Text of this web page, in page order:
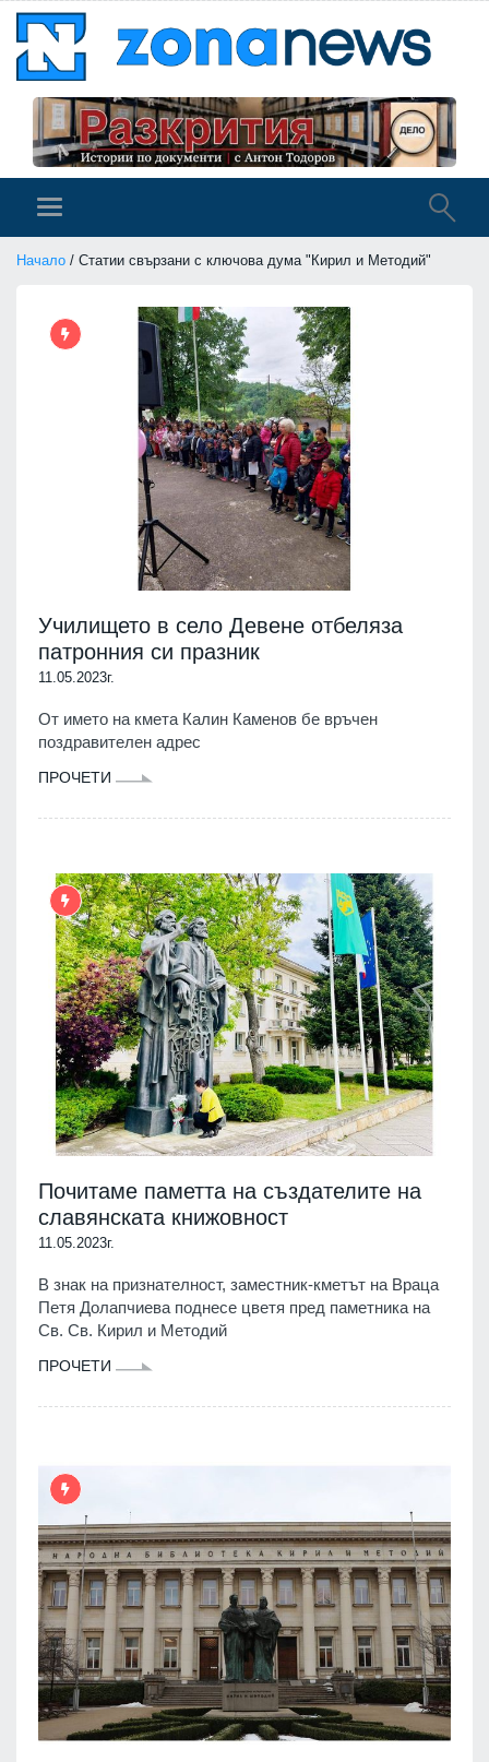
Начало / Статии свързани с ключова дума "Кирил и Методий"
Училището в село Девене отбеляза
патронния си празник
11.05.2023г.
От името на кмета Калин Каменов бе връчен
поздравителен адрес
ПРОЧЕТИ
Почитаме паметта на създателите на
славянската книжовност
11.05.2023г.
В знак на признателност, заместник-кметът на Враца
Петя Долапчиева поднесе цветя пред паметника на
Св. Св. Кирил и Методий
ПРОЧЕТИ